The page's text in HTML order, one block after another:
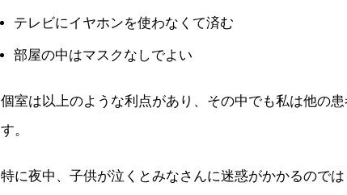
テレビにイヤホンを使わなくて済む
部屋の中はマスクなしでよい
個室は以上のような利点があり、その中でも私は他の
す。
特に夜中、子供が泣くとみなさんに迷惑がかかるので